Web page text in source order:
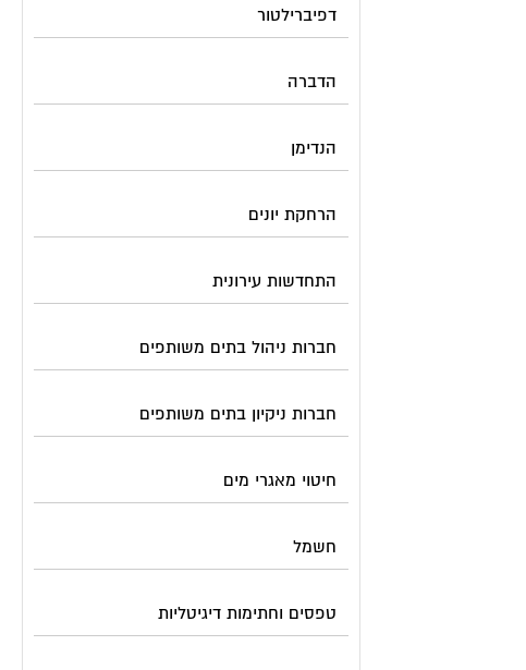
דפיברילטור
הדברה
הנדימן
הרחקת יונים
התחדשות עירונית
חברות ניהול בתים משותפים
חברות ניקיון בתים משותפים
חיטוי מאגרי מים
חשמל
טפסים וחתימות דיגיטליות